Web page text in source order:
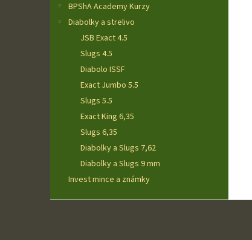
BPShA Academy Kurzy
Diabolky a strelivo
JSB Exact 4.5
Slugs 4.5
Diabolo ISSF
Exact Jumbo 5.5
Slugs 5.5
Exact King 6,35
Slugs 6,35
Diabolky a Slugs 7,62
Diabolky a Slugs 9 mm
Invest mince a známky